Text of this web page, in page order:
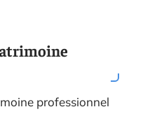
professionnel